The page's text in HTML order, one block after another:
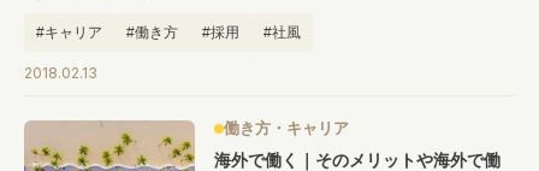
#キャリア #働き方 #採用 #社風
2018.02.13
働き方・キャリア
海外で働く｜そのメリットや海外で働